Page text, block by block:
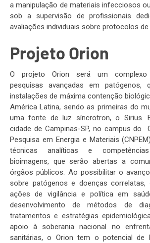
a manipulação de materiais infecciosos
sob a supervisão de profissionais
avaliações individuais sobre protocolos
Projeto Orion
O projeto Orion será um complexo
pesquisas avançadas em patógenos,
instalações de máxima contenção
América Latina, sendo as primeiras do
uma fonte de luz síncrotron, o Sirius.
cidade de Campinas-SP, no campus do
Pesquisa em Energia e Materiais
técnicas analíticas e
bioimagens, que serão abertas a
órgãos públicos. Ao possibilitar o
sobre patógenos e doenças correlatas,
ações de vigilância e política em
desenvolvimento de métodos de
tratamentos e estratégias
apoio à soberania nacional no
sanitárias, o Orion tem o potencial de